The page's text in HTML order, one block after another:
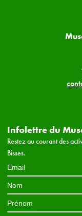
Infolettre du
Restez au courant des
Bisses.